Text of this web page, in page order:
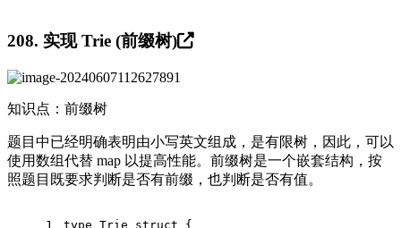
208. 实现 Trie (前缀树)
知识点：前缀树
题目中已经明确表明由小写英文组成，是有限树，因此，可以
使用数组代替 map 以提高性能。前缀树是一个嵌套结构，按
照题目既要求判断是否有前缀，也判断是否有值。
1
type Trie struct {